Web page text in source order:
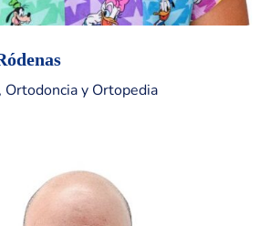
y Ortopedia